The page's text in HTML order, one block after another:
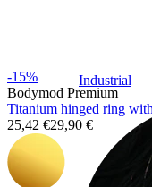
Industrial
-15%
Bodymod Premium
Titanium hinged ring
25,42 €29,90 €